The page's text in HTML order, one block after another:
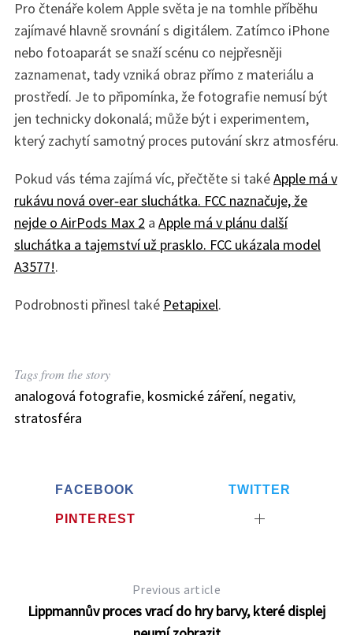
Pro čtenáře kolem Apple světa je na tomhle příběhu
zajímavé hlavně srovnání s digitálem. Zatímco iPhone
nebo fotoaparát se snaží scénu co nejpřesněji
zaznamenat, tady vzniká obraz přímo z materiálu a
prostředí. Je to připomínka, že fotografie nemusí být
jen technicky dokonalá; může být i experimentem,
který zachytí samotný proces putování skrz atmosféru.
Pokud vás téma zajímá víc, přečtěte si takéApple má v
rukávu nová over‑ear sluchátka. FCC naznačuje, že
nejde o AirPods Max 2 a Apple má v plánu další
sluchátka a tajemství už prasklo. FCC ukázala model
A3577!.
Podrobnosti přinesl také Petapixel.
Tags from the story
analogová fotografie, kosmické záření, negativ,
stratosféra
FACEBOOK TWITTER
PINTEREST
Previous article
Lippmannův proces vrací do hry barvy, které displej